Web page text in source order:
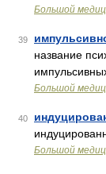
Большой
39
название
Большой
40
Большой